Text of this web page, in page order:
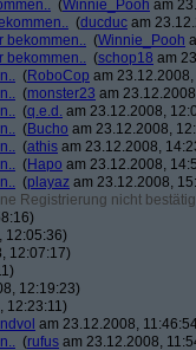
(Winnie_Pooh am
(ducduc am
bekommen.. (Winnie_Pooh
bekommen.. (schop18 am
(RoboCop am
(monster23 am
(q.e.d. am 23.12.2008,
(Bucho am 23.12.2008,
(athis am 23.12.2008,
(Hapo am 23.12.2008,
(playaz am 23.12.2008,
Registrierung nicht
12:05:36)
12:07:17)
12:19:23)
12:23:11)
am 23.12.2008,
(rufus am 23.12.2008,